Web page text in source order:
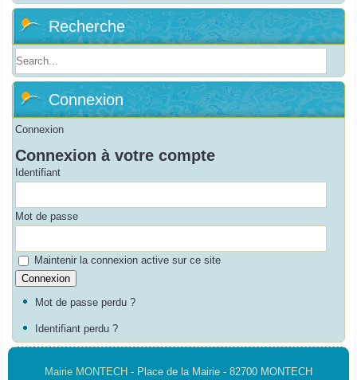
Recherche
Connexion
Connexion
Connexion à votre compte
Identifiant
Mot de passe
Maintenir la connexion active sur ce site
Mot de passe perdu ?
Identifiant perdu ?
Mairie MONTECH - Place de la Mairie - 82700 MONTECH